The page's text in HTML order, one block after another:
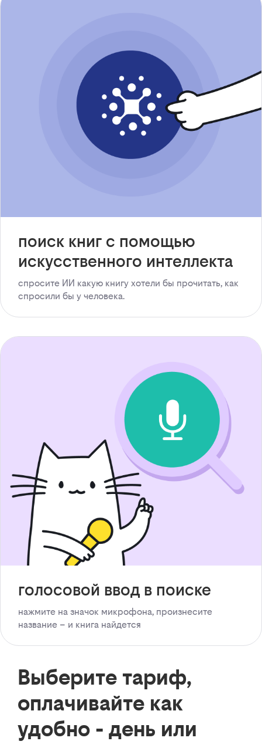
поиск книг с помощью
искусственного интеллекта
спросите ИИ какую книгу хотели бы прочитать, как
спросили бы у человека.
голосовой ввод в поиске
нажмите на значок микрофона, произнесите
название – и книга найдется
Выберите тариф,
оплачивайте как
удобно - день или